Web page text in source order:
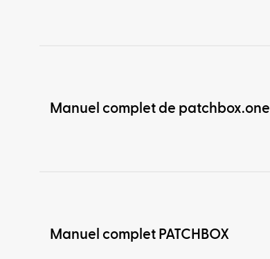
Manuel complet de patchbox.one
Manuel complet PATCHBOX